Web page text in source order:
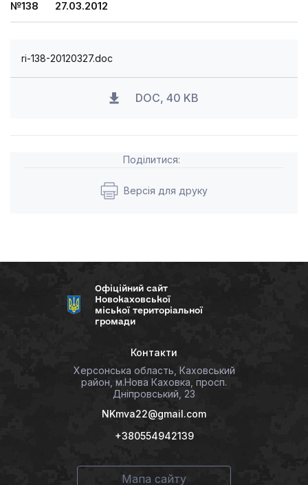
№138 27.03.2012
ri-138-20120327.doc
DOC, 40 KB
Поділитися:
Версія для друку
Офіційний сайт
Новокаховської
міської територіальної
громади
Контакти
Херсонська область, Каховський
район, м.Нова Каховка, просп.
Дніпровський, 23
NKmva22@gmail.com
+380554942139
Мапа сайту